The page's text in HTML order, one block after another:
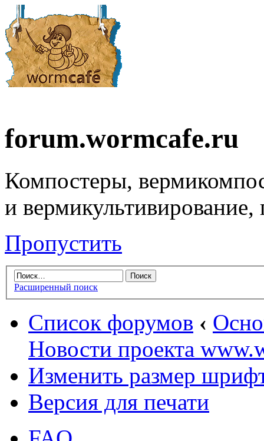
forum.wormcafe.ru
Компостеры,
и
Пропустить
Расширенный поиск
Список форумов ‹
Новости проекта
Изменить размер
Версия для печати